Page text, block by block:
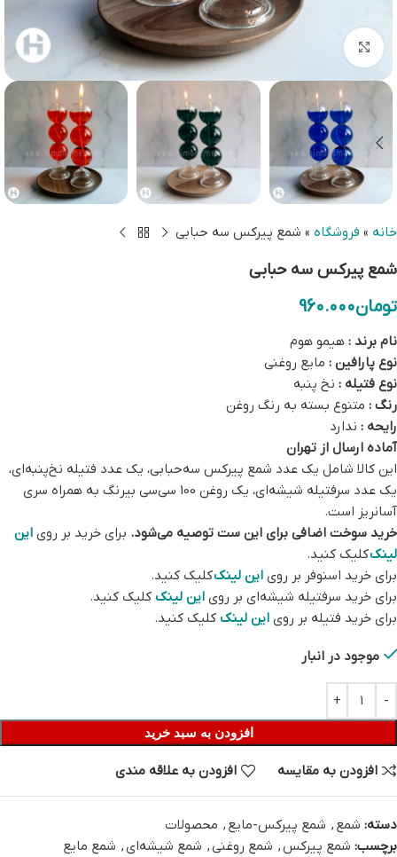
بزرگنمایی تصویر
خانه » فروشگاه » شمع پیرکس سه حبابی
شمع پیرکس سه حبابی
تومان960.000
نام برند : هیمو هوم
نوع پارافین : مایع روغنی
نوع فتیله : نخ پنبه
رنگ : متنوع بسته به رنگ روغن
رایحه : ندارد
آماده ارسال از تهران
این کالا شامل یک عدد شمع پیرکس سه‌حبابی، یک عدد فتیله نخ‌پنبه‌ای،
یک عدد سرفتیله شیشه‌ای، یک روغن 100 سی‌سی بیرنگ به همراه سری
آسانریز است.
خرید سوخت اضافی برای این ست توصیه می‌شود. برای خرید بر روی این
لینککلیک کنید.
برای خرید اسنوفر بر روی این لینککلیک کنید.
برای خرید سرفتیله شیشه‌ای بر روی این لینک کلیک کنید.
برای خرید فتیله بر روی این لینک کلیک کنید.
موجود در انبار
افزودن به سبد خرید
افزودن به مقایسه افزودن به علاقه مندی
دسته: شمع , شمع پیرکس-مایع , محصولات
برچسب: شمع پیرکس, شمع روغنی, شمع شیشه‌ای, شمع مایع